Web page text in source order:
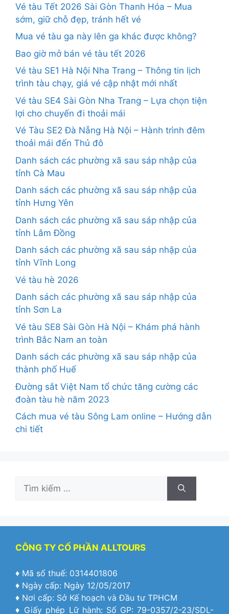
Vé tàu Tết 2026 Sài Gòn Thanh Hóa – Mua
sớm, giữ chỗ đẹp, tránh hết vé
Mua vé tàu ga này lên ga khác được không?
Bao giờ mở bán vé tàu tết 2026
Vé tàu SE1 Hà Nội Nha Trang – Thông tin lịch
trình tàu chạy, giá vé cập nhật mới nhất
Vé tàu SE4 Sài Gòn Nha Trang – Lựa chọn tiện
lợi cho chuyến đi thoải mái
Vé Tàu SE2 Đà Nẵng Hà Nội – Hành trình đêm
thoải mái đến Thủ đô
Danh sách các phường xã sau sáp nhập của
tỉnh Cà Mau
Danh sách các phường xã sau sáp nhập của
tỉnh Hưng Yên
Danh sách các phường xã sau sáp nhập của
tỉnh Lâm Đồng
Danh sách các phường xã sau sáp nhập của
tỉnh Vĩnh Long
Vé tàu hè 2026
Danh sách các phường xã sau sáp nhập của
tỉnh Sơn La
Vé tàu SE8 Sài Gòn Hà Nội – Khám phá hành
trình Bắc Nam an toàn
Danh sách các phường xã sau sáp nhập của
thành phố Huế
Đường sắt Việt Nam tổ chức tăng cường các
đoàn tàu hè năm 2023
Cách mua vé tàu Sông Lam online – Hướng dẫn
chi tiết
Tìm
CÔNG TY CỔ PHẦN ALLTOURS
♦ Mã số thuế: 0314401806
♦ Ngày cấp: Ngày 12/05/2017
♦ Nơi cấp: Sở Kế hoạch và Đầu tư TPHCM
♦ Giấy phép Lữ hành: Số GP: 79-0357/2-23/SDL-